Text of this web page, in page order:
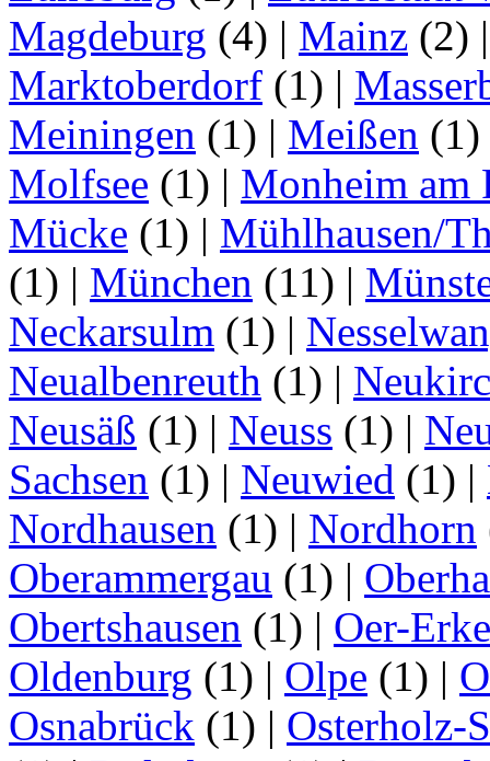
Magdeburg (4) | Mainz (2)
Marktoberdorf (1) |
Meiningen (1) | Meißen (1)
Molfsee (1) | Monheim am
Mücke (1) | Mühlhausen/
(1) | München (11) |
Neckarsulm (1) |
Neualbenreuth (1) |
Neusäß (1) | Neuss (1) |
Sachsen (1) | Neuwied (1) |
Nordhausen (1) | Nordhorn
Oberammergau (1) |
Obertshausen (1) | Oer-
Oldenburg (1) | Olpe (1) |
Osnabrück (1) | Osterholz-